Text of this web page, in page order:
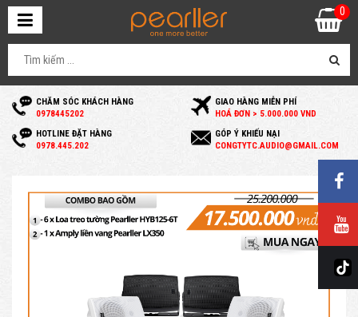
CHĂM SÓC KHÁCH HÀNG
0978445202
GIAO HÀNG MIỄN PHÍ
HOÁ ĐƠN > 5.000.000 VND
HOTLINE ĐẶT HÀNG
0978.445.202
GÓP Ý KHIẾU NẠI
CONGTYTC.AUDIO@GMAIL.COM
0